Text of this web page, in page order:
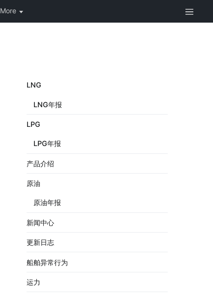
LNG
LNG年报
LPG
LPG年报
产品介绍
原油
原油年报
新闻中心
更新日志
船舶异常行为
运力